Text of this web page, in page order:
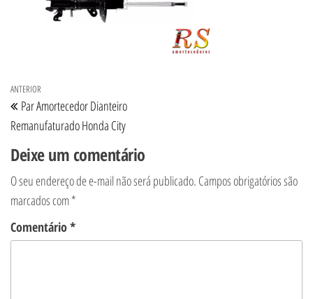
Navegação de Post
Post anterior
ANTERIOR
Par Amortecedor Dianteiro
Remanufaturado Honda City
Deixe um comentário
O seu endereço de e-mail não será publicado. Campos obrigatórios são
marcados com*
Comentário*